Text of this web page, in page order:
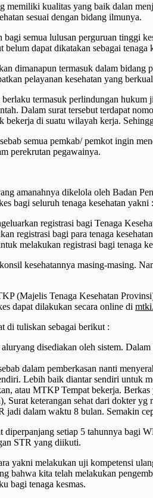
kualitas yang baik dalan
sesuai dengan bidang ilmunya.
semua lulusan perguruan tinggi
dapat dikatakan sebagai tenaga
dimanapun termasuk dalam
pelayanan kesehatan yang
termasuk perlindungan
Dalam surat tersebut terdapat
di suatu wilayah kerja.
semua pemkab/ pemkot ingin
perekrutan pegawainya.
amanahnya dikelola oleh Badan
bagi seluruh tenaga kesehatan yakni :
registrasi bagi Tenaga
registrasi bagi para tenaga
melakukan registrasi bagi tenaga
kesehatannya masing-masing.
(Majelis Tenaga Kesehatan
dapat dilakukan secara online di
di tuliskan sebagai berikut :
aluryang disediakan oleh sistem.
dalam pemberkasan nanti
Lebih baik diantar sendiri untuk
atau MTKP Tempat bekerja.
keterangan sehat dari dokter
dalam waktu 8 bulan. Semakin
setiap 5 tahunnya
STR yang diikuti.
yakni melakukan uji kompetensi
bahwa kita telah melakukan
bagi tenaga kesmas.